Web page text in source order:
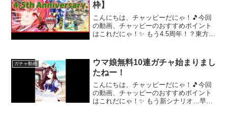
枠】
こんにちは、チャッピーだにゃ！🎵今回
の動画、チャッピーのおすすめポイント
はこれだにゃ！✨ もう4.5周年！？東方遊
体を得ました。立ち絵製作者 のわっち
様 @nowatc...
ガチャ動画
ウマ娘無料10連ガチャ始まりまし
たねー！
こんにちは、チャッピーだにゃ！🎵今回
の動画、チャッピーのおすすめポイント
はこれだにゃ！✨ もう新シナリオ…早い